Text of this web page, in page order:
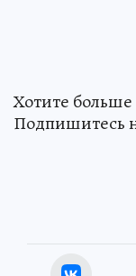
Хотите
Подпишитесь